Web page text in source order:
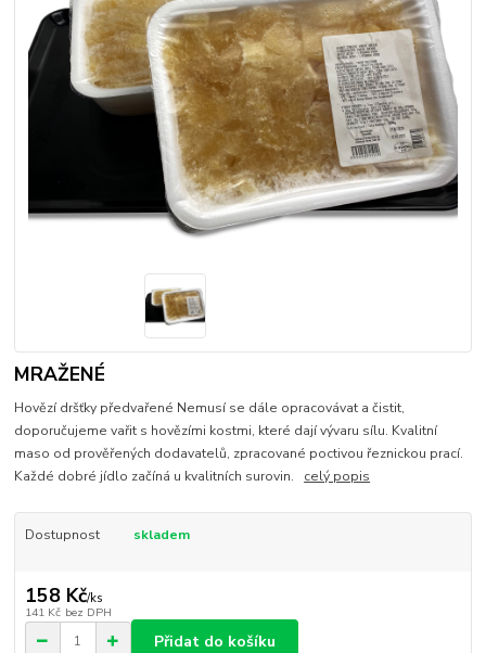
MRAŽENÉ
Hovězí dršťky předvařené Nemusí se dále opracovávat a čistit,
doporučujeme vařit s hovězími kostmi, které dají vývaru sílu. Kvalitní
maso od prověřených dodavatelů, zpracované poctivou řeznickou prací.
Každé dobré jídlo začíná u kvalitních surovin. celý popis
Dostupnost skladem
158 Kč/ks
141 Kč bez DPH
Přidat do košíku